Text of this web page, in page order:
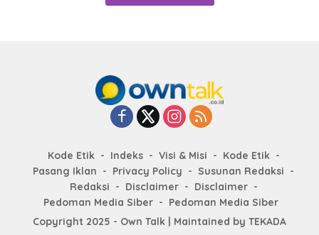
Kode Etik Indeks Visi & Misi
Kode Etik
Pasang Iklan
Privacy Policy
Susunan Redaksi
Redaksi
Disclaimer
Disclaimer
Pedoman Media Siber
Pedoman Media Siber
Copyright 2025 - Own Talk | Maintained by TEKADA